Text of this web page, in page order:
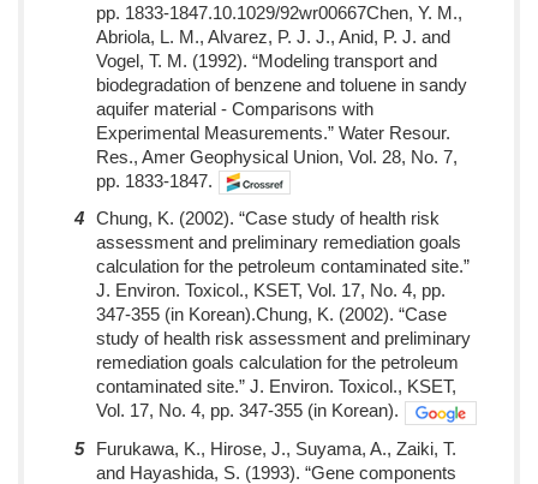
pp. 1833-1847.10.1029/92wr00667Chen, Y. M.,
Abriola, L. M., Alvarez, P. J. J., Anid, P. J. and
Vogel, T. M. (1992). “Modeling transport and
biodegradation of benzene and toluene in sandy
aquifer material - Comparisons with
Experimental Measurements.” Water Resour.
Res., Amer Geophysical Union, Vol. 28, No. 7,
pp. 1833-1847.
4 Chung, K. (2002). “Case study of health risk
assessment and preliminary remediation goals
calculation for the petroleum contaminated site.”
J. Environ. Toxicol., KSET, Vol. 17, No. 4, pp.
347-355 (in Korean).Chung, K. (2002). “Case
study of health risk assessment and preliminary
remediation goals calculation for the petroleum
contaminated site.” J. Environ. Toxicol., KSET,
Vol. 17, No. 4, pp. 347-355 (in Korean).
5
Furukawa, K., Hirose, J., Suyama, A., Zaiki, T.
and Hayashida, S. (1993). “Gene components